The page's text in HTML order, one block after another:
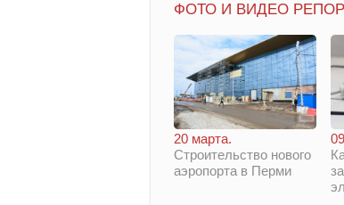
ФОТО И ВИДЕО
20 марта.
Строительство нового
аэропорта в Перми